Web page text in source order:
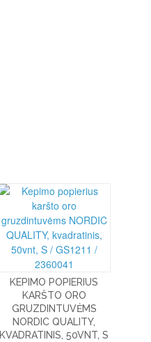
KEPIMO POPIERIUS
KARŠTO ORO
GRUZDINTUVĖMS
NORDIC QUALITY,
KVADRATINIS, 50VNT, S